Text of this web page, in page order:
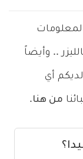
.. وأيضاً
أي
من هنا.